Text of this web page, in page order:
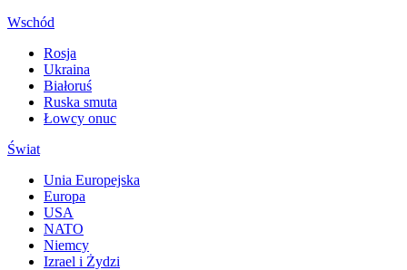
Wschód
Rosja
Ukraina
Białoruś
Ruska smuta
Łowcy onuc
Świat
Unia Europejska
Europa
USA
NATO
Niemcy
Izrael i Żydzi